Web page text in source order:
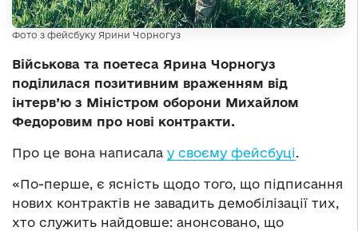
Фото з фейсбуку Ярини Чорногуз
Військова та поетеса Ярина Чорногуз
поділилася позитивним враженням від
інтерв’ю з Міністром оборони Михайлом
Федоровим про нові контракти.
Про це вона написала у своєму фейсбуці.
«По-перше, є ясність щодо того, що підписання
нових контрактів не завадить демобілізації тих,
хто служить найдовше: анонсовано, що